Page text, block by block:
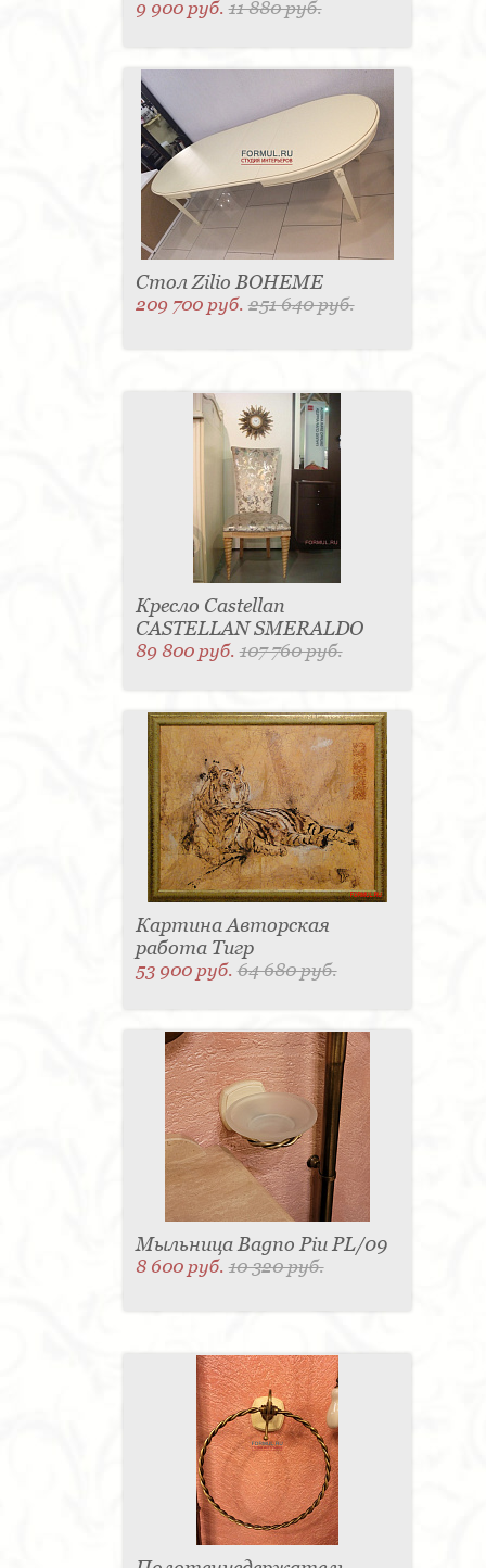
9 900 руб.11 880 руб.
Стол Zilio BOHEME
209 700 руб.251 640 руб.
Кресло Castellan
CASTELLAN SMERALDO
89 800 руб.107 760 руб.
Картина Авторская
работа Тигр
53 900 руб.64 680 руб.
Мыльница Bagno Piu PL/09
8 600 руб.10 320 руб.